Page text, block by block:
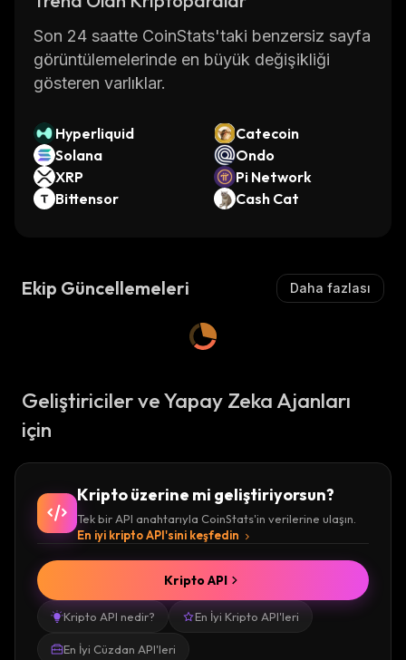
Son 24 saatte CoinStats'taki benzersiz sayfa
görüntülemelerinde en büyük değişikliği
gösteren varlıklar.
Hyperliquid
Catecoin
Solana
Ondo
XRP
Pi Network
Bittensor
Cash Cat
Ekip Güncellemeleri Daha fazlası
Geliştiriciler ve Yapay Zeka Ajanları
için
Kripto üzerine mi geliştiriyorsun?
Tek bir API anahtarıyla CoinStats'in verilerine ulaşın.
En iyi kripto API'sini keşfedin
Kripto API nedir? En İyi Kripto API'leri
En İyi Cüzdan API'leri
Kripto API